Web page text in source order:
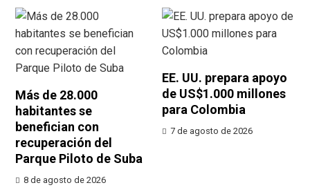
Más de 28.000
habitantes se
benefician con
recuperación del
Parque Piloto de Suba
8 de agosto de 2026
EE. UU. prepara apoyo
de US$1.000 millones
para Colombia
7 de agosto de 2026